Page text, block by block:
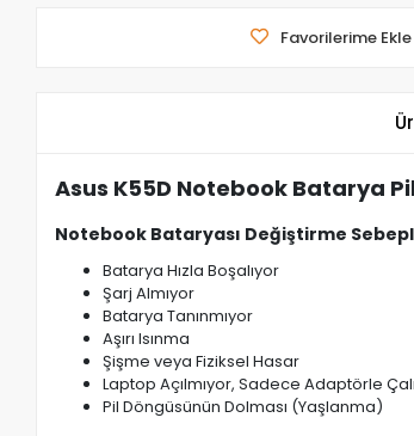
Favorilerime Ekle
Asus K55D Notebook Batarya
Notebook Bataryası Değiştirme
Batarya Hızla Boşalıyor
Şarj Almıyor
Batarya Tanınmıyor
Aşırı Isınma
Şişme veya Fiziksel Hasar
Laptop Açılmıyor, Sadece Adaptörle
Pil Döngüsünün Dolması (Yaşlanma)